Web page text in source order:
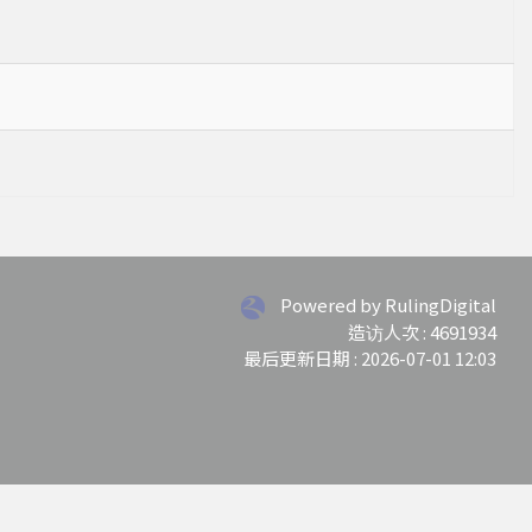
Powered by RulingDigital
造访人次 : 4691934
最后更新日期 : 2026-07-01 12:03